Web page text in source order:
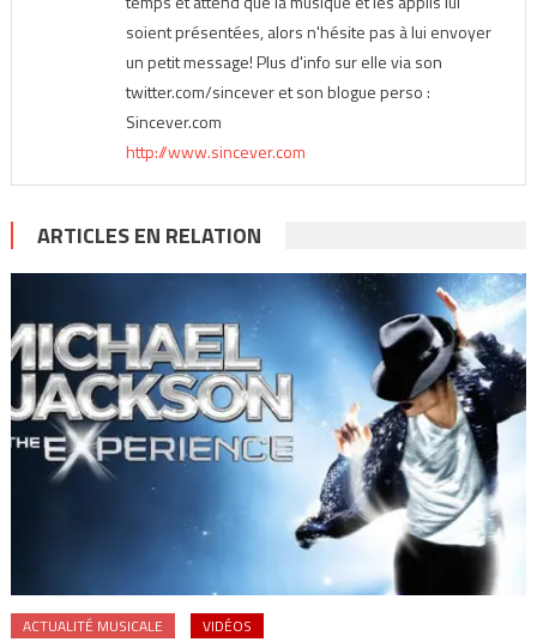
soient présentées, alors n'hésite pas à lui envoyer
un petit message! Plus d'info sur elle via son
twitter.com/sincever et son blogue perso :
Sincever.com
http://www.sincever.com
ARTICLES EN RELATION
ACTUALITÉ MUSICALE VIDÉOS